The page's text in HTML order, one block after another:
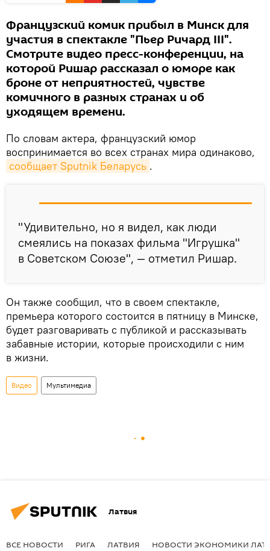
Французский комик прибыл в Минск для
участия в спектакле "Пьер Ричард III".
Смотрите видео пресс-конференции, на
которой Ришар рассказал о юморе как
броне от неприятностей, чувстве
комичного в разных странах и об
уходящем времени.
По словам актера, французский юмор
воспринимается во всех странах мира одинаково,
сообщает Sputnik Беларусь .
"Удивительно, но я видел, как люди
смеялись на показах фильма "Игрушка"
в Советском Союзе", — отметил Ришар.
Он также сообщил, что в своем спектакле,
премьера которого состоится в пятницу в Минске,
будет разговаривать с публикой и рассказывать
забавные истории, которые происходили с ним
в жизни.
Видео Мультимедиа
Латвия
ВСЕ НОВОСТИ РИГА ЛАТВИЯ НОВОСТИ ЭКОНОМИКИ